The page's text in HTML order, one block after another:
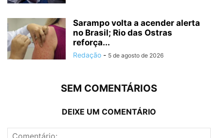
Sarampo volta a acender alerta
no Brasil; Rio das Ostras
reforça...
Redação - 5 de agosto de 2026
SEM COMENTÁRIOS
DEIXE UM COMENTÁRIO